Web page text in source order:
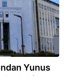
Yunus